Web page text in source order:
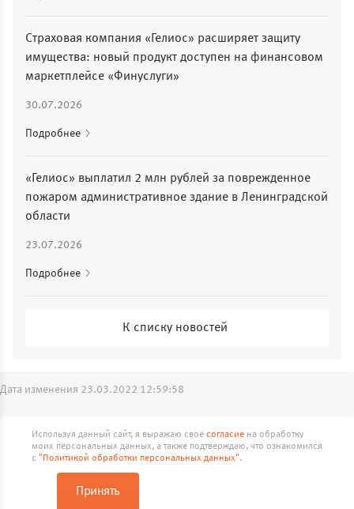
Страховая компания «Гелиос» расширяет защиту
имущества: новый продукт доступен на финансовом
маркетплейсе «Финуслуги»
30.07.2026
Подробнее
«Гелиос» выплатил 2 млн рублей за поврежденное
пожаром административное здание в Ленинградской
области
23.07.2026
Подробнее
К списку новостей
Дата изменения 23.03.2022 12:59:58
© ООО Страховая Компания «Гелиос»
Реквизиты Документы Карта сайта
Продолжая работу с сайтом skgelios.ru, вы подтверждаете
использование сайтом cookies вашего браузера.
Подробнее
Используя данный сайт, я выражаю своё согласие на обработку
моих персональных данных, а также подтверждаю, что ознакомился
с "Политикой обработки персональных данных".
Принять